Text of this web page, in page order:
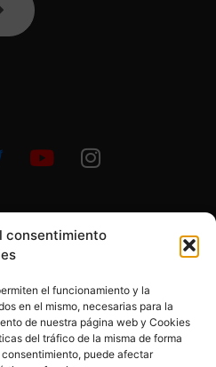
consentimiento
el funcionamiento y la
en el mismo, necesarias para la
de nuestra página web y Cookies
del tráfico de la misma de forma
puede afectar
Pérez. All Rights Reserved